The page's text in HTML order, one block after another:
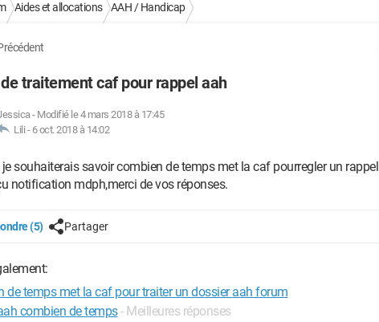
Aides et allocations AAH / Handicap
traitement caf pour rappel aah
- Modifié le 4 mars 2018 à 17:45
Lili - 6 oct. 2018 à 14:02
je souhaiterais savoir combien de temps met la caf pourregler un rappel
notification mdph,merci de vos réponses.
(5) Partager
de temps met la caf pour traiter un dossier aah forum
combien de temps- Meilleures réponses